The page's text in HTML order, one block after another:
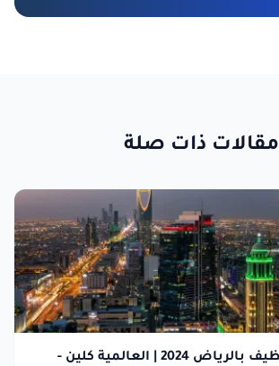
مقالات ذات صلة
أفضل شركة تنظيف بالرياض 2024 | العالمية كلين -